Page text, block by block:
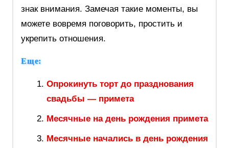
знак внимания. Замечая такие моменты, вы
можете вовремя поговорить, простить и
укрепить отношения.
Еще:
Опрокинуть торт до празднования
свадьбы — примета
Месячные на день рождения примета
Месячные начались в день рождения